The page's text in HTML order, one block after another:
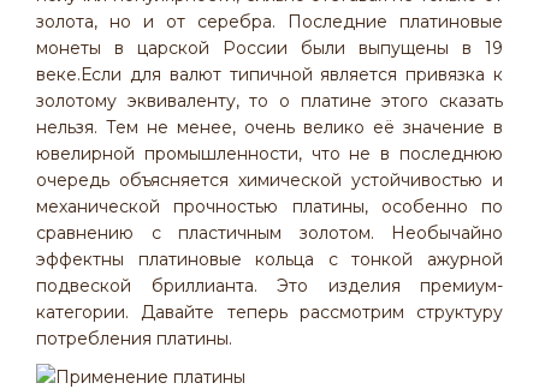
золота, но и от серебра. Последние платиновые
монеты в царской России были выпущены в 19
веке.Если для валют типичной является привязка к
золотому эквиваленту, то о платине этого сказать
нельзя. Тем не менее, очень велико её значение в
ювелирной промышленности, что не в последнюю
очередь объясняется химической устойчивостью и
механической прочностью платины, особенно по
сравнению с пластичным золотом. Необычайно
эффектны платиновые кольца с тонкой ажурной
подвеской бриллианта. Это изделия премиум-
категории. Давайте теперь рассмотрим структуру
потребления платины.